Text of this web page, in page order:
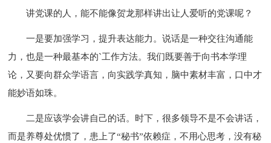
讲党课的人，能不能像贺龙那样讲出让人爱听的党课呢？
一是要加强学习，提升表达能力。说话是一种交往沟通能
力，也是一种最基本的`工作方法。我们既要善于向书本学理
论，又要向群众学语言，向实践学真知，脑中素材丰富，口中才
能妙语如珠。
二是应该学会讲自己的话。时下，很多领导不是不会讲话，
而是养尊处优惯了，患上了“秘书”依赖症，不用心思考，没有秘